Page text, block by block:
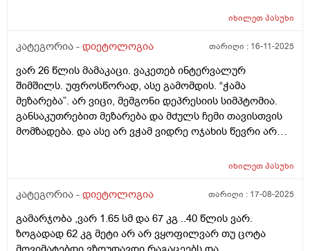
ქონები. მითხარით, რას ვაკეთებ არასწორად? ვითომ
ვიღვიძებ. საღამოა 10 დან ღამის 3 მდე პერიოდს
ძილში ეომ არ ვატარებ ვითომ მაგაშია საქმე? ანდაც
იმაშია საქმე, რომ ერთბაშად ვჭამ 300გ ფილეს,
ბევრია, ორგანიზმი ვერ გადაამუშავწბს და ცხიმში
გზავნის? არადა უპუროდ ვჭამ და სიგამძღრესაც ვერ
ვგრძნობ დიდად. არ ვიცი არაფერი 1 რამის გარდა,
იხილეთპასუხი
კატეგორია - დიეტოლოგია თარიღი : 16-11-2025
ვარ 26 წლის მამაკაცი. ვაკეთებ ინტერვალურ
შიმშილს. უფროსწორად, ასე გამომდის. “ჭამა
მეზარება”. არ ვიცი, მემგონი დეპრესიის სიმპტომია.
განსაკუთრებით მეზარება და მძულს ჩემი თავისთვის
მომზადება. და ასე არ ვჭამ ვიდრე ოჯახის წევრი არ
მშიერი ვარ. ხან უფრო მერემდეც. ხანდახან დღეში 1
კუჭის ტკივილი. თუკი მშიერი ვარ კუჭი მტკივა და
მომისმენია მსგავსი რამ. მე ვიცი, რომ როცა შიათ -
თავბრუ ეხვევათ უბრალოდ და ენერგია არ აქვთ. ჩემს
იხილეთპასუხი
კატეგორია - დიეტოლოგია თარიღი : 17-08-2025
გამარჯობა ,ვარ 1.65 სმ და 67 კგ ..40 წლის ვარ.
ზოგადად 62 კგ მეტი არ არ ვყოფილვარ თუ ცოტა